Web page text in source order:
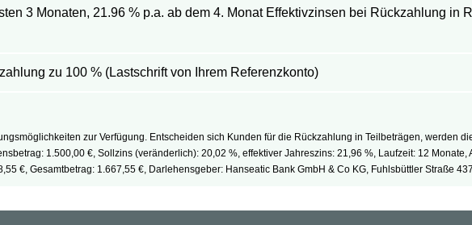
3 Monaten, 21.96 % p.a. ab dem 4. Monat Effektivzinsen bei Rückzahlung in
zu 100 % (Lastschrift von Ihrem Referenzkonto)
zur Verfügung. Entscheiden sich Kunden für die Rückzahlung in Teilbeträgen, werden
1.500,00 €, Sollzins (veränderlich): 20,02 %, effektiver Jahreszins: 21,96 %, Laufzeit: 12 Monate,
€, Gesamtbetrag: 1.667,55 €, Darlehensgeber: Hanseatic Bank GmbH & Co KG, Fuhlsbüttler Straße